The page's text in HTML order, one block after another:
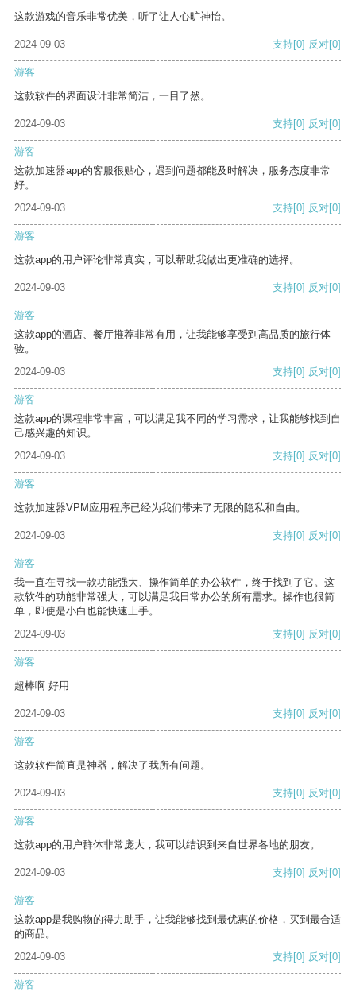
这款游戏的音乐非常优美，听了让人心旷神怡。
2024-09-03 支持[0] 反对[0]
游客
这款软件的界面设计非常简洁，一目了然。
2024-09-03 支持[0] 反对[0]
游客
这款加速器app的客服很贴心，遇到问题都能及时解决，服务态度非常
好。
2024-09-03
支持[0] 反对[0]
游客
这款app的用户评论非常真实，可以帮助我做出更准确的选择。
2024-09-03 支持[0] 反对[0]
游客
这款app的酒店、餐厅推荐非常有用，让我能够享受到高品质的旅行体
验。
2024-09-03
支持[0] 反对[0]
游客
这款app的课程非常丰富，可以满足我不同的学习需求，让我能够找到自
己感兴趣的知识。
2024-09-03
支持[0] 反对[0]
游客
这款加速器VPM应用程序已经为我们带来了无限的隐私和自由。
2024-09-03 支持[0] 反对[0]
游客
我一直在寻找一款功能强大、操作简单的办公软件，终于找到了它。这
款软件的功能非常强大，可以满足我日常办公的所有需求。操作也很简
单，即使是小白也能快速上手。
2024-09-03
支持[0] 反对[0]
游客
超棒啊 好用
2024-09-03 支持[0] 反对[0]
游客
这款软件简直是神器，解决了我所有问题。
2024-09-03 支持[0] 反对[0]
游客
这款app的用户群体非常庞大，我可以结识到来自世界各地的朋友。
2024-09-03 支持[0] 反对[0]
游客
这款app是我购物的得力助手，让我能够找到最优惠的价格，买到最合适
的商品。
2024-09-03
支持[0] 反对[0]
游客